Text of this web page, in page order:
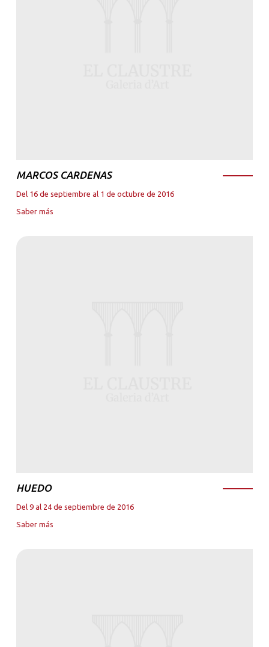
MARCOS CARDENAS
Del 16 de septiembre al 1 de octubre de 2016
Saber más
HUEDO
Del 9 al 24 de septiembre de 2016
Saber más